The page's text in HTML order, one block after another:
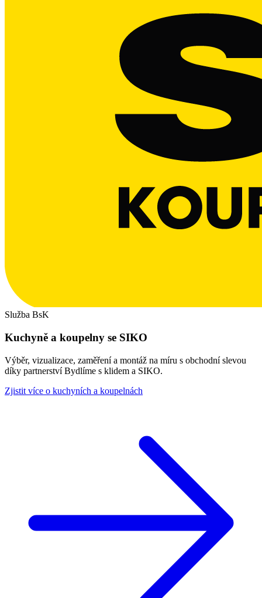
Služba BsK
Kuchyně a koupelny se SIKO
Výběr, vizualizace, zaměření a montáž na míru s obchodní slevou
díky partnerství Bydlíme s klidem a SIKO.
Zjistit více o kuchyních a koupelnách